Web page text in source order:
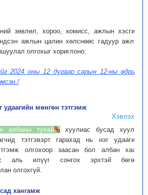
зөвлөл, хороо, комисс, ажлын хэсгийн
ажлын цалин хөлснөөс гадуур ажлын
олгохыг хориглоно.
2024 оны 12 дугаар сарын 12-ны өдрийн
удаагийн мөнгөн тэтгэмж
Хэвлэх
албаны тухай
хуулиас бусад хуульд
тэтгэвэрт гарахад нь нэг удаагийн
олгохоор заасан бол албан хаагч
аль илүүг сонгох эрхтэй бөгөөд
олгохгүй.
хангамж